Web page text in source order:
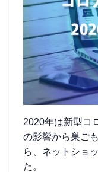
2020年は新型コ
の影響から巣ご
ら、ネットショ
た。